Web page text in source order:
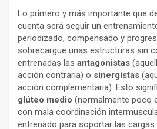
Lo primero y más importante que
cuenta será seguir un
periodizado, compensado y
sobrecargue unas estructuras sin
entrenadas las antagonistas
acción contraria) o sinergistas
acción complementaria). Esto
glúteo medio (normalmente poco
con mala coordinación
entrenado para soportar las cargas